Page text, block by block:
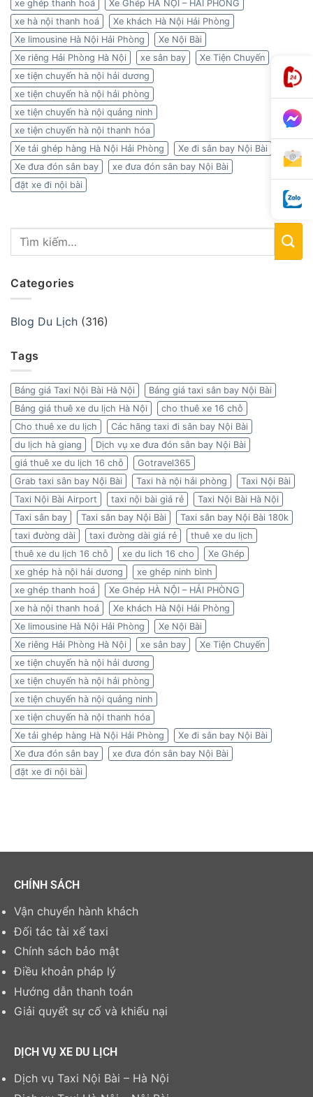
xe ghép thanh hoá
Xe Ghép HÀ NỘI – HẢI PHÒNG
xe hà nội thanh hoá
Xe khách Hà Nội Hải Phòng
Xe limousine Hà Nội Hải Phòng
Xe Nội Bài
Xe riêng Hải Phòng Hà Nội
xe sân bay
Xe Tiện Chuyến
xe tiện chuyến hà nội hải dương
xe tiện chuyến hà nội hải phòng
xe tiện chuyến hà nội quảng ninh
xe tiện chuyến hà nội thanh hóa
Xe tải ghép hàng Hà Nội Hải Phòng
Xe đi sân bay Nội Bài
Xe đưa đón sân bay
xe đưa đón sân bay Nội Bài
đặt xe đi nội bài
Categories
Blog Du Lịch (316)
Tags
Bảng giá Taxi Nội Bài Hà Nội
Bảng giá taxi sân bay Nội Bài
Bảng giá thuê xe du lịch Hà Nội
cho thuê xe 16 chỗ
Cho thuê xe du lịch
Các hãng taxi đi sân bay Nội Bài
du lịch hà giang
Dịch vụ xe đưa đón sân bay Nội Bài
giá thuê xe du lịch 16 chỗ
Gotravel365
Grab taxi sân bay Nội Bài
Taxi hà nội hải phòng
Taxi Nội Bài
Taxi Nội Bài Airport
taxi nội bài giá rẻ
Taxi Nội Bài Hà Nội
Taxi sân bay
Taxi sân bay Nội Bài
Taxi sân bay Nội Bài 180k
taxi đường dài
taxi đường dài giá rẻ
thuê xe du lịch
thuê xe du lịch 16 chỗ
xe du lich 16 cho
Xe Ghép
xe ghép hà nội hải dương
xe ghép ninh bình
xe ghép thanh hoá
Xe Ghép HÀ NỘI – HẢI PHÒNG
xe hà nội thanh hoá
Xe khách Hà Nội Hải Phòng
Xe limousine Hà Nội Hải Phòng
Xe Nội Bài
Xe riêng Hải Phòng Hà Nội
xe sân bay
Xe Tiện Chuyến
xe tiện chuyến hà nội hải dương
xe tiện chuyến hà nội hải phòng
xe tiện chuyến hà nội quảng ninh
xe tiện chuyến hà nội thanh hóa
Xe tải ghép hàng Hà Nội Hải Phòng
Xe đi sân bay Nội Bài
Xe đưa đón sân bay
xe đưa đón sân bay Nội Bài
đặt xe đi nội bài
CHÍNH SÁCH
Vận chuyển hành khách
Đối tác tài xế taxi
Chính sách bảo mật
Điều khoản pháp lý
Hướng dẫn thanh toán
Giải quyết sự cố và khiếu nại
DỊCH VỤ XE DU LỊCH
Dịch vụ Taxi Nội Bài – Hà Nội